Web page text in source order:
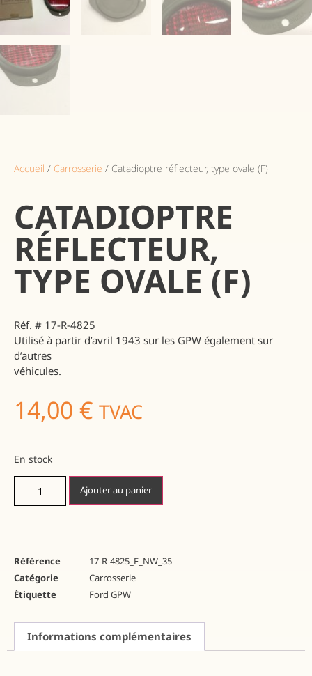
Accueil / Carrosserie / Catadioptre réflecteur, type ovale (F)
CATADIOPTRE
RÉFLECTEUR,
TYPE OVALE (F)
Réf. # 17-R-4825
Utilisé à partir d’avril 1943 sur les GPW également sur
d’autres
véhicules.
14,00 € TVAC
En stock
Ajouter au panier
Référence
17-R-4825_F_NW_35
Catégorie
Carrosserie
Étiquette
Ford GPW
Informations complémentaires